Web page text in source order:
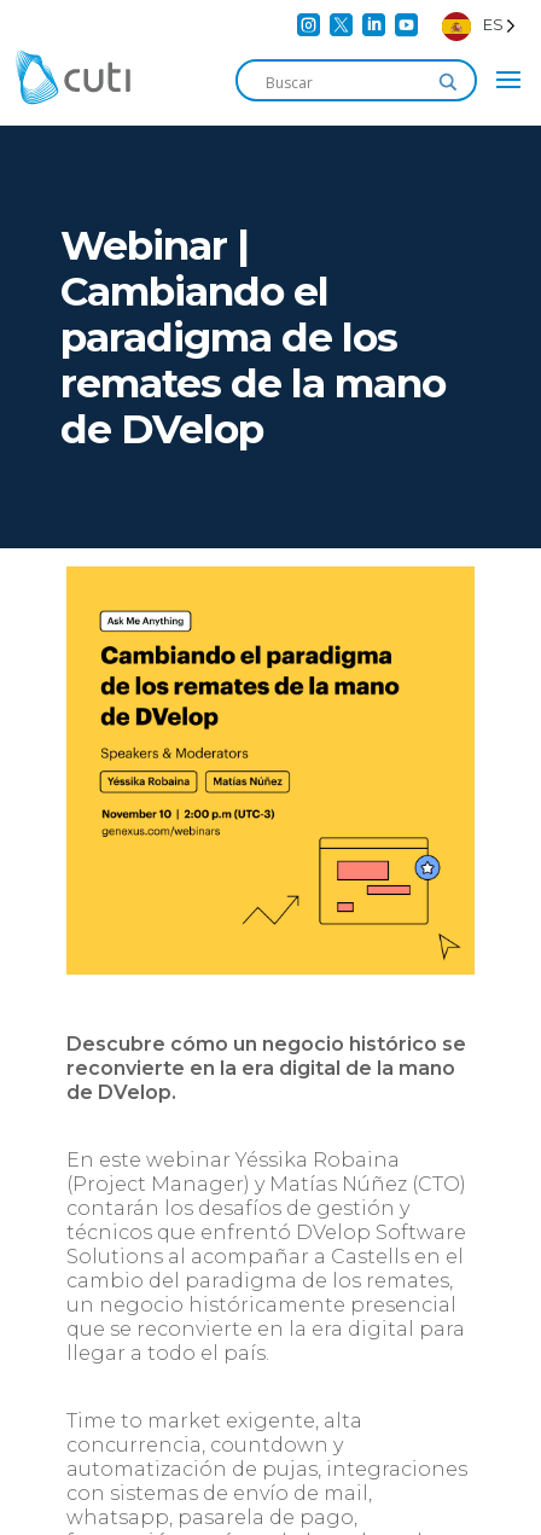
    ES
Webinar |
Cambiando el
paradigma de los
remates de la mano
de DVelop
Descubre cómo un negocio histórico se
reconvierte en la era digital de la mano
de DVelop.
En este webinar Yéssika Robaina
(Project Manager) y Matías Núñez (CTO)
contarán los desafíos de gestión y
técnicos que enfrentó DVelop Software
Solutions al acompañar a Castells en el
cambio del paradigma de los remates,
un negocio históricamente presencial
que se reconvierte en la era digital para
llegar a todo el país.
Time to market exigente, alta
concurrencia, countdown y
automatización de pujas, integraciones
con sistemas de envío de mail,
whatsapp, pasarela de pago,